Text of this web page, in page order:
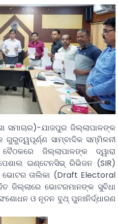
ସମାଚାର)-ଯାଜପୁର ଜିଲ୍ଲାପାଳଙ୍କ
ସାମ୍ବାଦିକ ସମ୍ମିଳନୀ
ଜିଲ୍ଲାପାଳଙ୍କ ଦ୍ୱାରା
ଇଣ୍ଟେନସିଭ୍ ରିଭିଜନ (SIR)
ତାଲିକା (Draft Electoral
ଜିଲ୍ଲାରେ ଭୋଟରମାନଙ୍କ ସୁବିଧା
ଓ ନୂତନ ବୁଥ୍ ପୁନଃନିର୍ଦ୍ଧାରଣ